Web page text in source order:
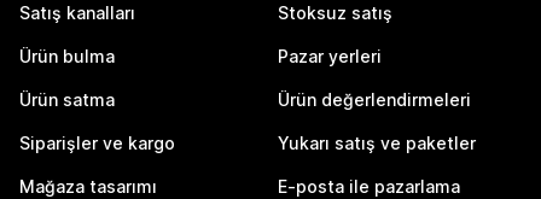
Satış kanalları
Ürün bulma
Ürün satma
Siparişler ve kargo
Mağaza tasarımı
Stoksuz satış
Pazar yerleri
Ürün değerlendirmeleri
Yukarı satış ve paketler
E-posta ile pazarlama